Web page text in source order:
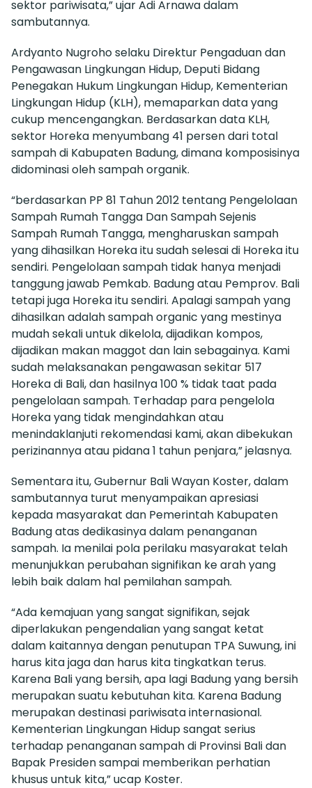
sektor pariwisata,” ujar Adi Arnawa dalam
sambutannya.
Ardyanto Nugroho selaku Direktur Pengaduan dan
Pengawasan Lingkungan Hidup, Deputi Bidang
Penegakan Hukum Lingkungan Hidup, Kementerian
Lingkungan Hidup (KLH), memaparkan data yang
cukup mencengangkan. Berdasarkan data KLH,
sektor Horeka menyumbang 41 persen dari total
sampah di Kabupaten Badung, dimana komposisinya
didominasi oleh sampah organik.
“berdasarkan PP 81 Tahun 2012 tentang Pengelolaan
Sampah Rumah Tangga Dan Sampah Sejenis
Sampah Rumah Tangga, mengharuskan sampah
yang dihasilkan Horeka itu sudah selesai di Horeka itu
sendiri. Pengelolaan sampah tidak hanya menjadi
tanggung jawab Pemkab. Badung atau Pemprov. Bali
tetapi juga Horeka itu sendiri. Apalagi sampah yang
dihasilkan adalah sampah organic yang mestinya
mudah sekali untuk dikelola, dijadikan kompos,
dijadikan makan maggot dan lain sebagainya. Kami
sudah melaksanakan pengawasan sekitar 517
Horeka di Bali, dan hasilnya 100 % tidak taat pada
pengelolaan sampah. Terhadap para pengelola
Horeka yang tidak mengindahkan atau
menindaklanjuti rekomendasi kami, akan dibekukan
perizinannya atau pidana 1 tahun penjara,” jelasnya.
Sementara itu, Gubernur Bali Wayan Koster, dalam
sambutannya turut menyampaikan apresiasi
kepada masyarakat dan Pemerintah Kabupaten
Badung atas dedikasinya dalam penanganan
sampah. Ia menilai pola perilaku masyarakat telah
menunjukkan perubahan signifikan ke arah yang
lebih baik dalam hal pemilahan sampah.
“Ada kemajuan yang sangat signifikan, sejak
diperlakukan pengendalian yang sangat ketat
dalam kaitannya dengan penutupan TPA Suwung, ini
harus kita jaga dan harus kita tingkatkan terus.
Karena Bali yang bersih, apa lagi Badung yang bersih
merupakan suatu kebutuhan kita. Karena Badung
merupakan destinasi pariwisata internasional.
Kementerian Lingkungan Hidup sangat serius
terhadap penanganan sampah di Provinsi Bali dan
Bapak Presiden sampai memberikan perhatian
khusus untuk kita,” ucap Koster.